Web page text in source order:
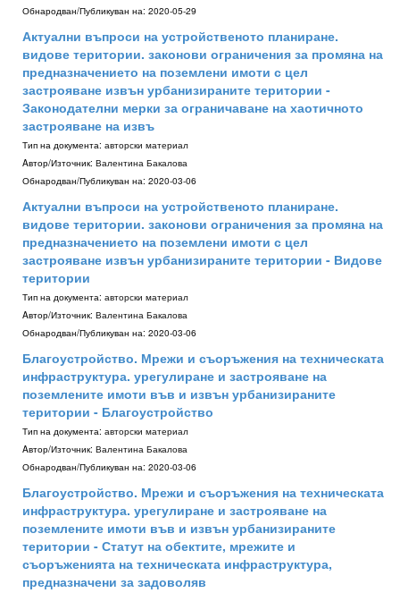
Обнародван/Публикуван на: 2020-05-29
Актуални въпроси на устройственото планиране.
видове територии. законови ограничения за промяна на
предназначението на поземлени имоти с цел
застрояване извън урбанизираните територии -
Законодателни мерки за ограничаване на хаотичното
застрояване на извъ
Тип на документа: авторски материал
Aвтор/Източник: Валентина Бакалова
Обнародван/Публикуван на: 2020-03-06
Актуални въпроси на устройственото планиране.
видове територии. законови ограничения за промяна на
предназначението на поземлени имоти с цел
застрояване извън урбанизираните територии - Видове
територии
Тип на документа: авторски материал
Aвтор/Източник: Валентина Бакалова
Обнародван/Публикуван на: 2020-03-06
Благоустройство. Мрежи и съоръжения на техническата
инфраструктура. урегулиране и застрояване на
поземлените имоти във и извън урбанизираните
територии - Благоустройство
Тип на документа: авторски материал
Aвтор/Източник: Валентина Бакалова
Обнародван/Публикуван на: 2020-03-06
Благоустройство. Мрежи и съоръжения на техническата
инфраструктура. урегулиране и застрояване на
поземлените имоти във и извън урбанизираните
територии - Статут на обектите, мрежите и
съоръженията на техническата инфраструктура,
предназначени за задоволяв